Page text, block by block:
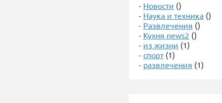
- Новости ()
- Наука и техника ()
- Развлечения ()
- Кухня news2 ()
- из жизни (1)
- спорт(1)
- развлечения (1)